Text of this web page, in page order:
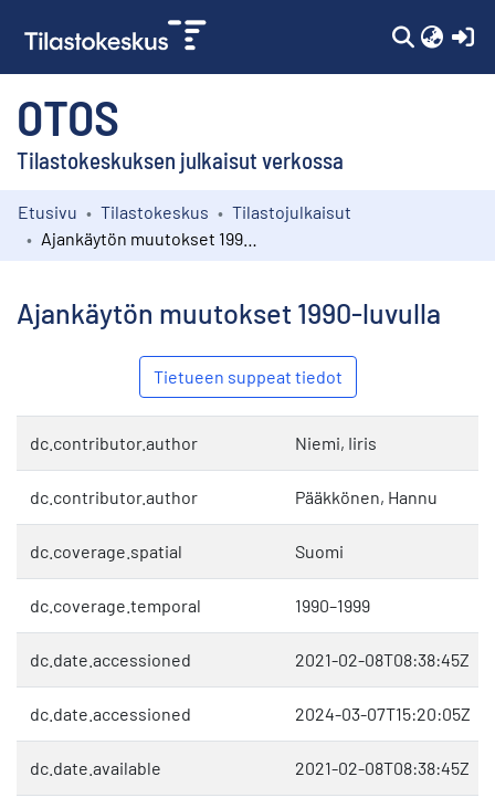
OTOS
Tilastokeskuksen julkaisut verkossa
Kokoelmat
Etusivu Tilastokeskus
Tilastojulkaisut
Ajankäytön muutokset 1990-luvulla
Tietueen suppeat tiedot
dc.contributor.author Niemi, Iiris
dc.contributor.author Pääkkönen, Hannu
dc.coverage.spatial Suomi
dc.coverage.temporal 1990–1999
dc.date.accessioned 2021-02-08T08:38:45Z
dc.date.accessioned 2024-03-07T15:20:05Z
dc.date.available 2021-02-08T08:38:45Z